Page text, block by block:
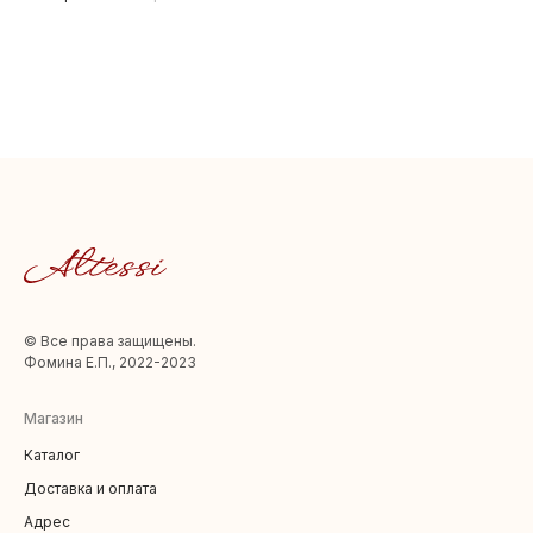
© Все права защищены.
Фомина Е.П., 2022-2023
Магазин
Каталог
Доставка и оплата
Адрес